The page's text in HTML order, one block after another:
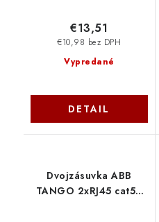
Vypredané
€10,98 bez DPH
€13,51
DETAIL
Dvojzásuvka ABB
TANGO 2xRJ45 cat5e